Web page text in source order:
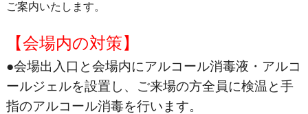
ご案内いたします。
【会場内の対策】
●会場出入口と会場内にアルコール消毒液・アルコ
ールジェルを設置し、ご来場の方全員に検温と手
指のアルコール消毒を行います。